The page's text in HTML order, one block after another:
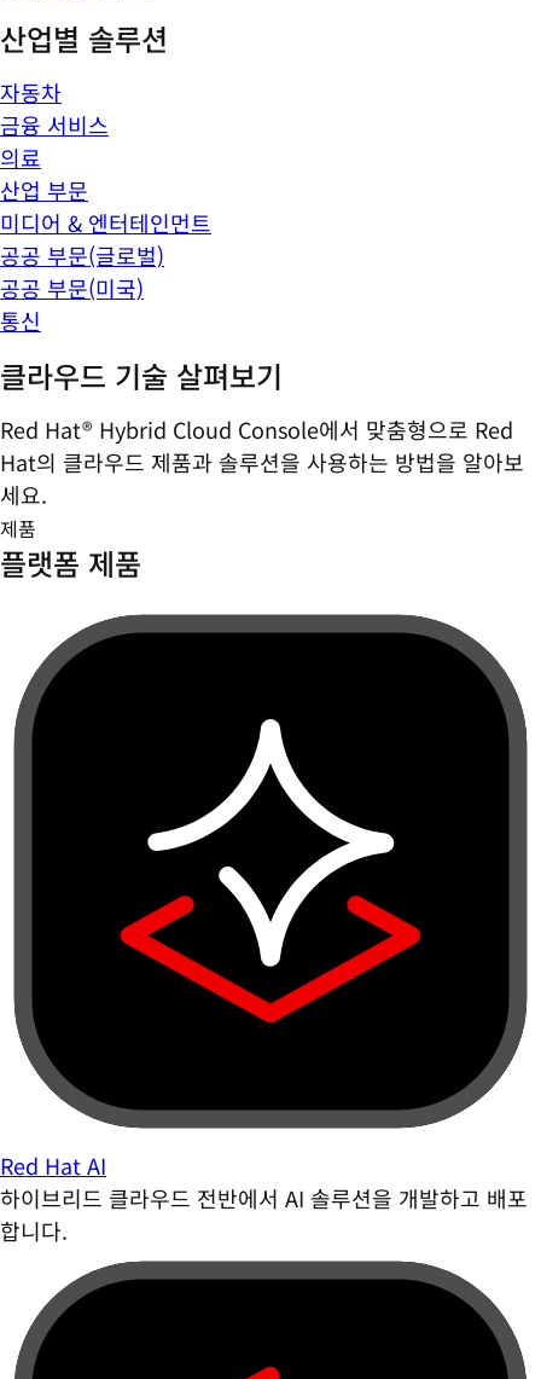
산업별 솔루션
자동차
금융 서비스
의료
산업 부문
미디어 & 엔터테인먼트
공공 부문(글로벌)
공공 부문(미국)
통신
클라우드 기술 살펴보기
Red Hat® Hybrid Cloud Console에서 맞춤형으로 Red
Hat의 클라우드 제품과 솔루션을 사용하는 방법을 알아보
세요.
제품
플랫폼 제품
Red Hat AI
하이브리드 클라우드 전반에서 AI 솔루션을 개발하고 배포
합니다.